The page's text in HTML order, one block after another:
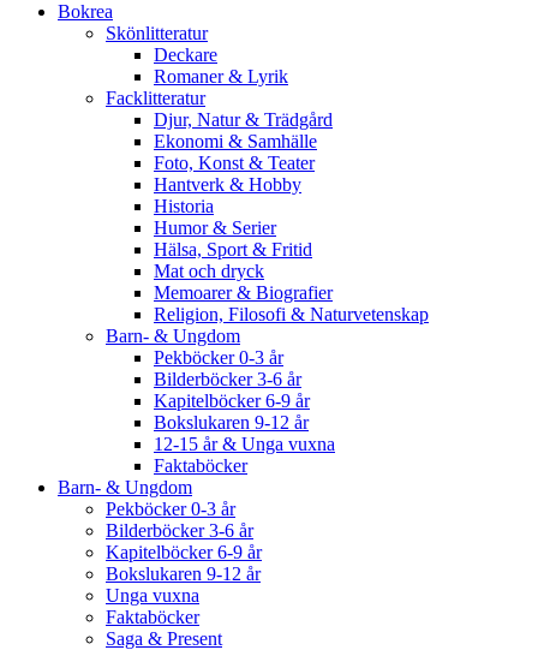
Bokrea
Skönlitteratur
Deckare
Romaner & Lyrik
Facklitteratur
Djur, Natur & Trädgård
Ekonomi & Samhälle
Foto, Konst & Teater
Hantverk & Hobby
Historia
Humor & Serier
Hälsa, Sport & Fritid
Mat och dryck
Memoarer & Biografier
Religion, Filosofi & Naturvetenskap
Barn- & Ungdom
Pekböcker 0-3 år
Bilderböcker 3-6 år
Kapitelböcker 6-9 år
Bokslukaren 9-12 år
12-15 år & Unga vuxna
Faktaböcker
Barn- & Ungdom
Pekböcker 0-3 år
Bilderböcker 3-6 år
Kapitelböcker 6-9 år
Bokslukaren 9-12 år
Unga vuxna
Faktaböcker
Saga & Present